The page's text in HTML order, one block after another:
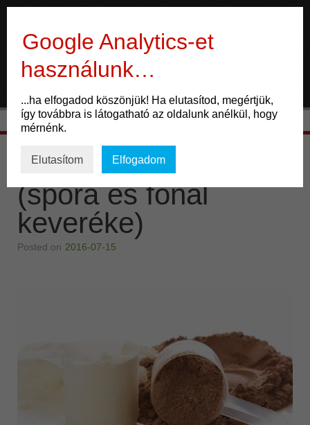
Gyógygomba
ÉLET
Mozgás
Táplálkozás
ENERGIA
Potencia
Mushroom por
(spóra és fonal
keveréke)
Posted on 2016-07-15
Google Analytics-et
használunk…
...ha elfogadod köszönjük! Ha elutasítod, megértjük,
így továbbra is látogatható az oldalunk anélkül, hogy
mérnénk.
Elutasítom Elfogadom